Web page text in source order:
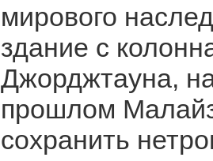
мирового
здание с
Джорджтауна,
прошлом
сохранить